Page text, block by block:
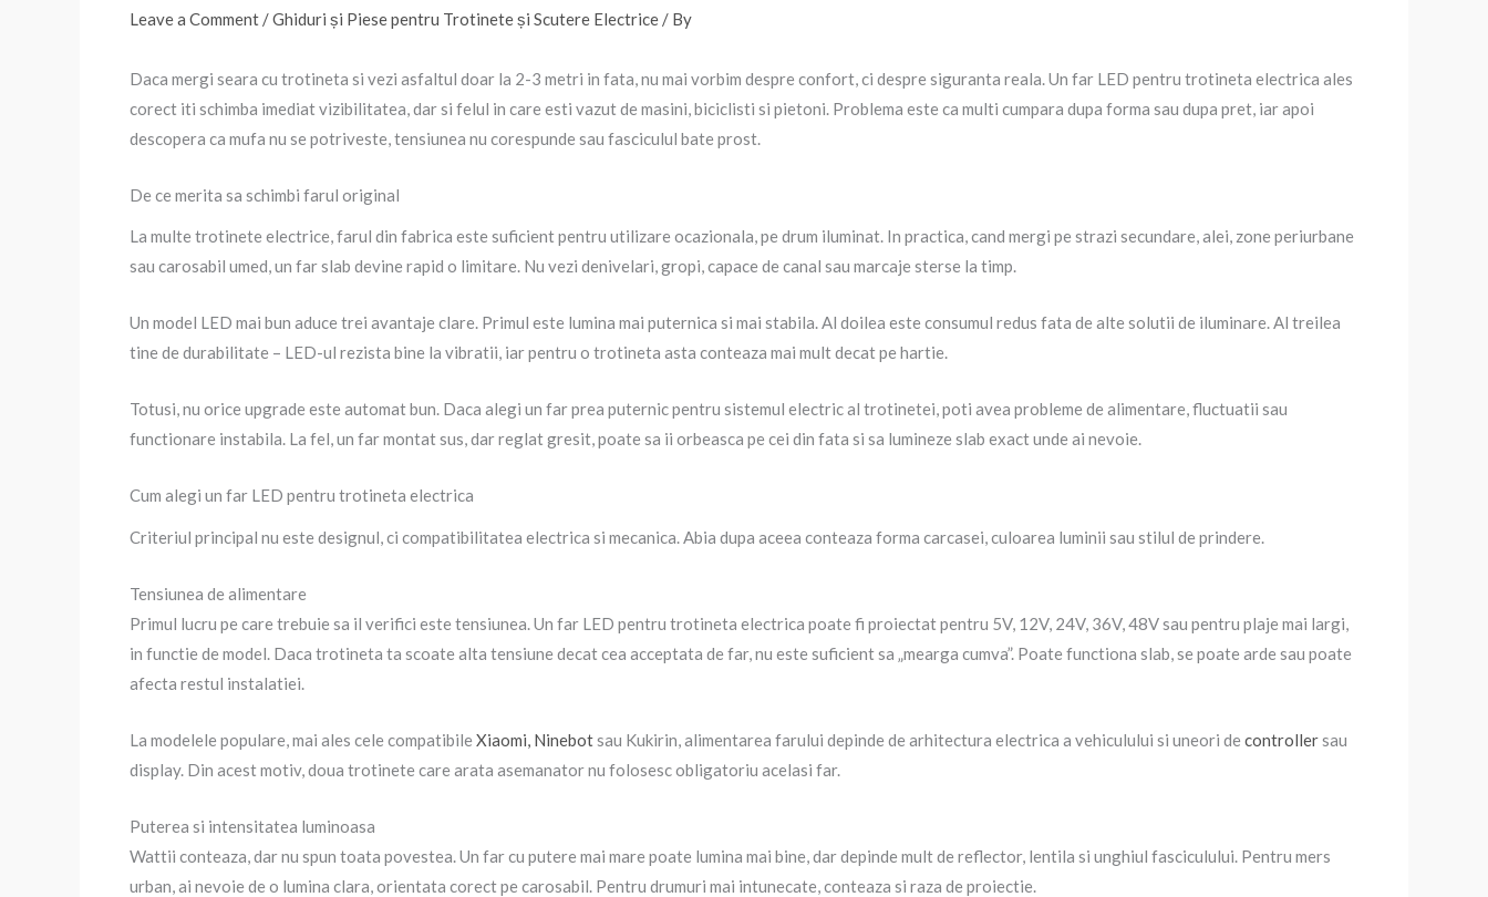
Leave a Comment /Ghiduri și Piese pentru Trotinete și Scutere Electrice / By
Daca mergi seara cu trotineta si vezi asfaltul doar la 2-3 metri in fata, nu mai vorbim despre confort, ci despre siguranta reala. Un far LED pentru trotineta electrica ales
corect iti schimba imediat vizibilitatea, dar si felul in care esti vazut de masini, biciclisti si pietoni. Problema este ca multi cumpara dupa forma sau dupa pret, iar apoi
descopera ca mufa nu se potriveste, tensiunea nu corespunde sau fasciculul bate prost.
De ce merita sa schimbi farul original
La multe trotinete electrice, farul din fabrica este suficient pentru utilizare ocazionala, pe drum iluminat. In practica, cand mergi pe strazi secundare, alei, zone periurbane
sau carosabil umed, un far slab devine rapid o limitare. Nu vezi denivelari, gropi, capace de canal sau marcaje sterse la timp.
Un model LED mai bun aduce trei avantaje clare. Primul este lumina mai puternica si mai stabila. Al doilea este consumul redus fata de alte solutii de iluminare. Al treilea
tine de durabilitate – LED-ul rezista bine la vibratii, iar pentru o trotineta asta conteaza mai mult decat pe hartie.
Totusi, nu orice upgrade este automat bun. Daca alegi un far prea puternic pentru sistemul electric al trotinetei, poti avea probleme de alimentare, fluctuatii sau
functionare instabila. La fel, un far montat sus, dar reglat gresit, poate sa ii orbeasca pe cei din fata si sa lumineze slab exact unde ai nevoie.
Cum alegi un far LED pentru trotineta electrica
Criteriul principal nu este designul, ci compatibilitatea electrica si mecanica. Abia dupa aceea conteaza forma carcasei, culoarea luminii sau stilul de prindere.
Tensiunea de alimentare
Primul lucru pe care trebuie sa il verifici este tensiunea. Un far LED pentru trotineta electrica poate fi proiectat pentru 5V, 12V, 24V, 36V, 48V sau pentru plaje mai largi,
in functie de model. Daca trotineta ta scoate alta tensiune decat cea acceptata de far, nu este suficient sa „mearga cumva”. Poate functiona slab, se poate arde sau poate
afecta restul instalatiei.
La modelele populare, mai ales cele compatibile Xiaomi, Ninebotsau Kukirin, alimentarea farului depinde de arhitectura electrica a vehiculului si uneori de controllersau
display. Din acest motiv, doua trotinete care arata asemanator nu folosesc obligatoriu acelasi far.
Puterea si intensitatea luminoasa
Wattii conteaza, dar nu spun toata povestea. Un far cu putere mai mare poate lumina mai bine, dar depinde mult de reflector, lentila si unghiul fasciculului. Pentru mers
urban, ai nevoie de o lumina clara, orientata corect pe carosabil. Pentru drumuri mai intunecate, conteaza si raza de proiectie.